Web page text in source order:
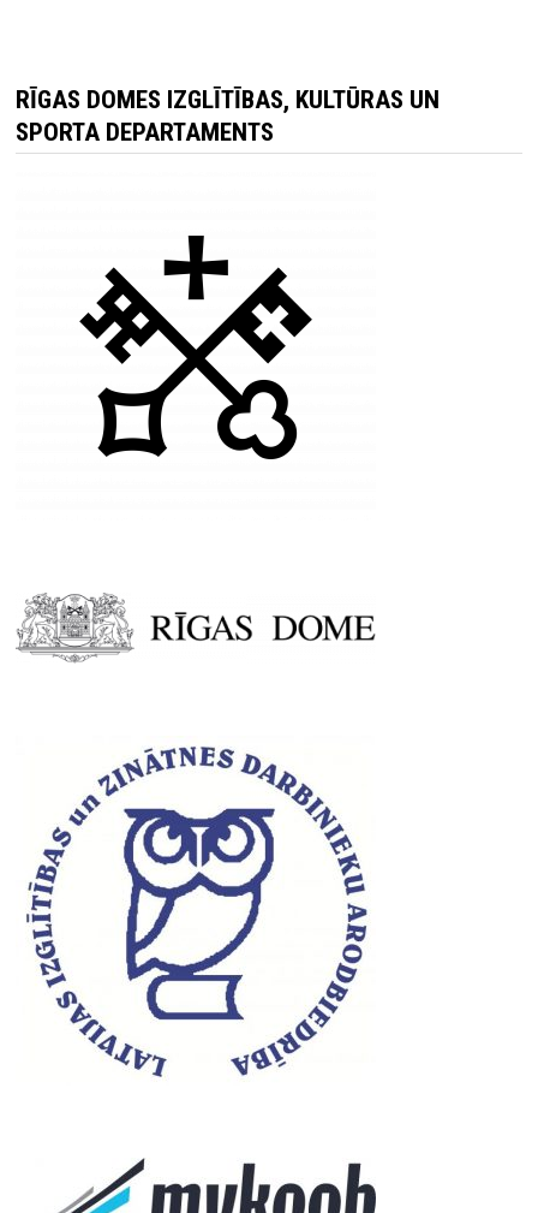
RĪGAS DOMES IZGLĪTĪBAS, KULTŪRAS UN
SPORTA DEPARTAMENTS